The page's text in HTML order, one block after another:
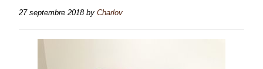
27 septembre 2018by Charlov